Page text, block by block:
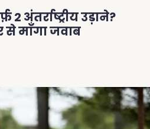
2 अंतर्राष्ट्रीय उड़ाने?
से माँगा जवाब